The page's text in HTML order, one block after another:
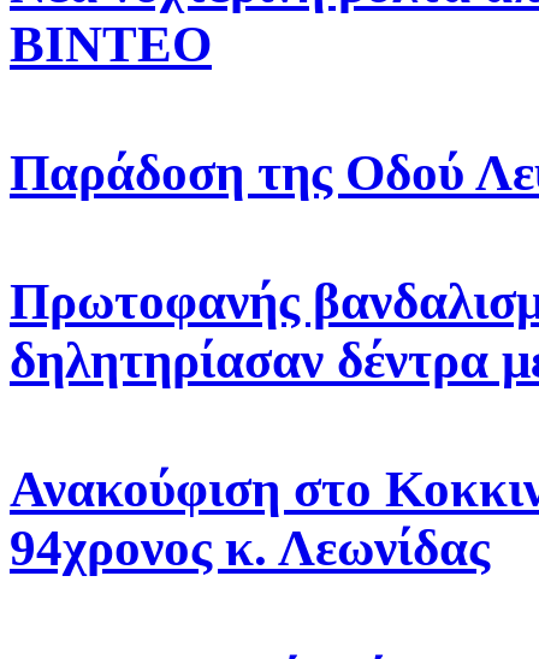
ΒΙΝΤΕΟ
Παράδοση της Οδού
Πρωτοφανής
δηλητηρίασαν δέντρα
Ανακούφιση στο
94χρονος κ. Λεωνίδας